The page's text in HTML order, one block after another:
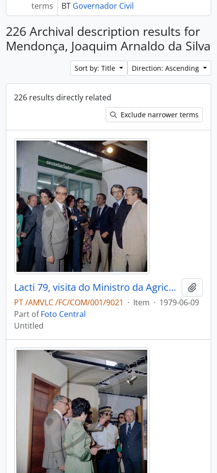
terms
BT Governador Civil
226 Archival description results for
Mendonça, Joaquim Arnaldo da Silva
Sort by: Title Direction: Ascending
226 results directly related
Exclude narrower terms
Lacti 79, visita do Ministro da Agricultura e Pescas e do Governador Civil de Aveiro
PT /AMVLC /FC/COM/001/9021 · Item · 1979-06-09
Part ofFoto Central
Untitled